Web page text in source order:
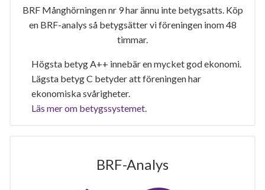
BRF Månghörningen nr 9 har ännu inte betygsatts. Köp
en BRF-analys så betygsätter vi föreningen inom 48
timmar.
Högsta betyg A++ innebär en mycket god ekonomi.
Lägsta betyg C betyder att föreningen har
ekonomiska svårigheter.
Läs mer om betygssystemet.
BRF-Analys